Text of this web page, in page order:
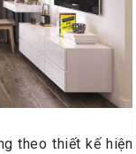
theo thiết kế hiện